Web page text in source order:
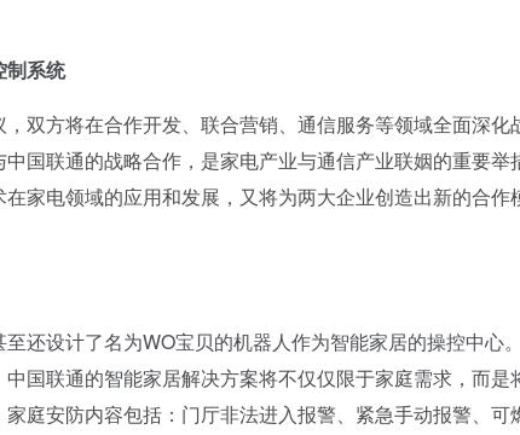
系统
方将在合作开发、联合营销、通信服务等领域全面深化
国联通的战略合作，是家电产业与通信产业联姻的重要举
家电领域的应用和发展，又将为两大企业创造出新的合作
设计了名为WO宝贝的机器人作为智能家居的操控中心
国联通的智能家居解决方案将不仅仅限于家庭需求，而是
庭安防内容包括：门厅非法进入报警、紧急手动报警、可